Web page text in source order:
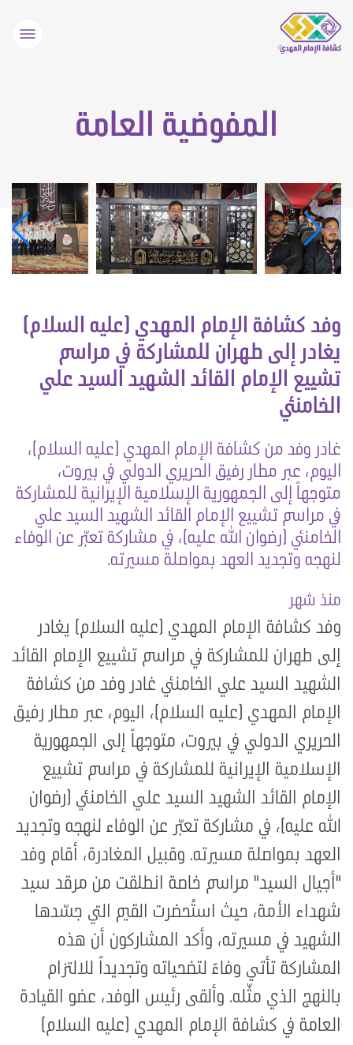
المفوضية العامة
وفد كشافة الإمام المهدي (عليه السلام)
يغادر إلى طهران للمشاركة في مراسم
تشييع الإمام القائد الشهيد السيد علي
الخامنئي
غادر وفد من كشافة الإمام المهدي (عليه السلام)،
اليوم، عبر مطار رفيق الحريري الدولي في بيروت،
متوجهاً إلى الجمهورية الإسلامية الإيرانية للمشاركة
في مراسم تشييع الإمام القائد الشهيد السيد علي
الخامنئي (رضوان الله عليه)، في مشاركة تعبّر عن الوفاء
لنهجه وتجديد العهد بمواصلة مسيرته.
منذ شهر
وفد كشافة الإمام المهدي (عليه السلام) يغادر
إلى طهران للمشاركة في مراسم تشييع الإمام القائد
الشهيد السيد علي الخامنئي غادر وفد من كشافة
الإمام المهدي (عليه السلام)، اليوم، عبر مطار رفيق
الحريري الدولي في بيروت، متوجهاً إلى الجمهورية
الإسلامية الإيرانية للمشاركة في مراسم تشييع
الإمام القائد الشهيد السيد علي الخامنئي (رضوان
الله عليه)، في مشاركة تعبّر عن الوفاء لنهجه وتجديد
العهد بمواصلة مسيرته. وقبيل المغادرة، أقام وفد
"أجيال السيد" مراسم خاصة انطلقت من مرقد سيد
شهداء الأمة، حيث استُحضرت القيم التي جسّدها
الشهيد في مسيرته، وأكد المشاركون أن هذه
المشاركة تأتي وفاءً لتضحياته وتجديداً للالتزام
بالنهج الذي مثّله. وألقى رئيس الوفد، عضو القيادة
العامة في كشافة الإمام المهدي (عليه السلام)